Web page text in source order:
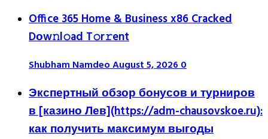
Office 365 Home & Business x86 Cracked
Dоw𝚗l𝚘ad T𝚘r𝚛ent
Shubham NamdeoAugust 5, 20260
Экспертный обзор бонусов и турниров
в [казино Лев](https://adm-chausovskoe.ru):
как получить максимум выгоды